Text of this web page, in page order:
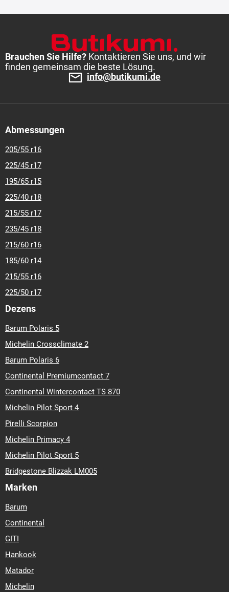
Brauchen Sie Hilfe? Kontaktieren Sie uns, und wir
finden gemeinsam die beste Lösung.
info@butikumi.de
Abmessungen
205/55 r16
225/45 r17
195/65 r15
225/40 r18
215/55 r17
235/45 r18
215/60 r16
185/60 r14
215/55 r16
225/50 r17
Dezens
Barum Polaris 5
Michelin Crossclimate 2
Barum Polaris 6
Continental Premiumcontact 7
Continental Wintercontact TS 870
Michelin Pilot Sport 4
Pirelli Scorpion
Michelin Primacy 4
Michelin Pilot Sport 5
Bridgestone Blizzak LM005
Marken
Barum
Continental
GITI
Hankook
Matador
Michelin